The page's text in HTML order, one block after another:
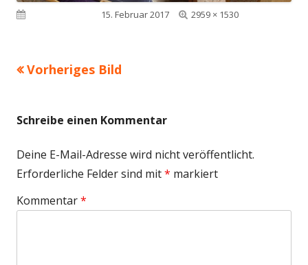
15. Februar 2017
Volle
2959 × 1530
Vorheriges Bild
Schreibe einen Kommentar
Deine E-Mail-Adresse wird nicht veröffentlicht.
Erforderliche Felder sind mit* markiert
Kommentar*